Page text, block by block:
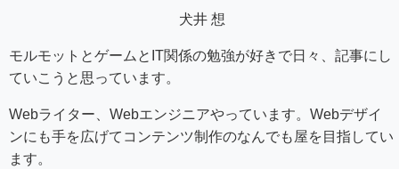
犬井 想
モルモットとゲームとIT関係の勉強が好きで日々、記事にし
ていこうと思っています。
Webライター、Webエンジニアやっています。Webデザイ
ンにも手を広げてコンテンツ制作のなんでも屋を目指してい
ます。